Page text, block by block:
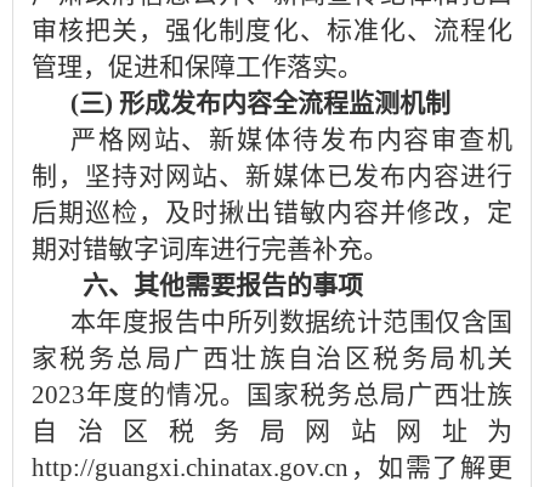
审核把关，强化制度化、标准化、流程化
管理，促进和保障工作落实。
(三) 形成发布内容全流程监测机制
严格网站、新媒体待发布内容审查机
制，坚持对网站、新媒体已发布内容进行
后期 巡检， 及时揪出错敏内容并修改， 定
期对错敏字词库进行完善补充。
六、其他需要报告的事项
本年度报告中所列数据统计范围仅含国
家税务总局广西壮族自治区税务局机关
2023年度的情况。国家税务总局广西壮族
自治区税务局网站网址为
http://guangxi.chinatax.gov.cn，如需了解更